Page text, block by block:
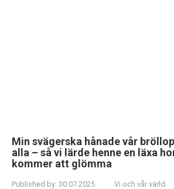
Min svägerska hånade vår
alla – så vi lärde henne en läxa
kommer att glömma
Published by: 30.07.2025 Vi och vår värld